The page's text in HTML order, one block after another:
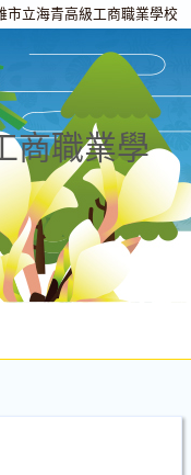
市立海青高級工商職業學校
商職業學